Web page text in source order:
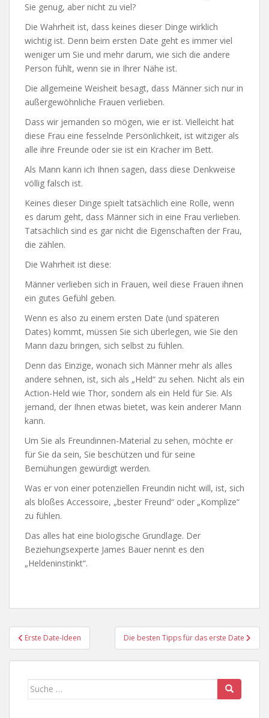
Sie genug, aber nicht zu viel?
Die Wahrheit ist, dass keines dieser Dinge wirklich
wichtig ist. Denn beim ersten Date geht es immer viel
weniger um Sie und mehr darum, wie sich die andere
Person fühlt, wenn sie in Ihrer Nähe ist.
Die allgemeine Weisheit besagt, dass Männer sich nur in
außergewöhnliche Frauen verlieben.
Dass wir jemanden so mögen, wie er ist. Vielleicht hat
diese Frau eine fesselnde Persönlichkeit, ist witziger als
alle ihre Freunde oder sie ist ein Kracher im Bett.
Als Mann kann ich Ihnen sagen, dass diese Denkweise
völlig falsch ist.
Keines dieser Dinge spielt tatsächlich eine Rolle, wenn
es darum geht, dass Männer sich in eine Frau verlieben.
Tatsächlich sind es gar nicht die Eigenschaften der Frau,
die zählen.
Die Wahrheit ist diese:
Männer verlieben sich in Frauen, weil diese Frauen ihnen
ein gutes Gefühl geben.
Wenn es also zu einem ersten Date (und späteren
Dates) kommt, müssen Sie sich überlegen, wie Sie den
Mann dazu bringen, sich selbst zu fühlen.
Denn das Einzige, wonach sich Männer mehr als alles
andere sehnen, ist, sich als „Held“ zu sehen. Nicht als ein
Action-Held wie Thor, sondern als ein Held für Sie. Als
jemand, der Ihnen etwas bietet, was kein anderer Mann
kann.
Um Sie als Freundinnen-Material zu sehen, möchte er
für Sie da sein, Sie beschützen und für seine
Bemühungen gewürdigt werden.
Was er von einer potenziellen Freundin nicht will, ist, sich
als bloßes Accessoire, „bester Freund“ oder „Komplize“
zu fühlen.
Das alles hat eine biologische Grundlage. Der
Beziehungsexperte James Bauer nennt es den
„Heldeninstinkt“.
Beitragsnavigation
Erste Date-Ideen Die besten Tipps für das erste Date
Suche